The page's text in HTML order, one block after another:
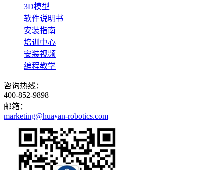
3D模型
软件说明书
安装指南
培训中心
安装视频
编程教学
咨询热线：
400-852-9898
邮箱：
marketing@huayan-robotics.com